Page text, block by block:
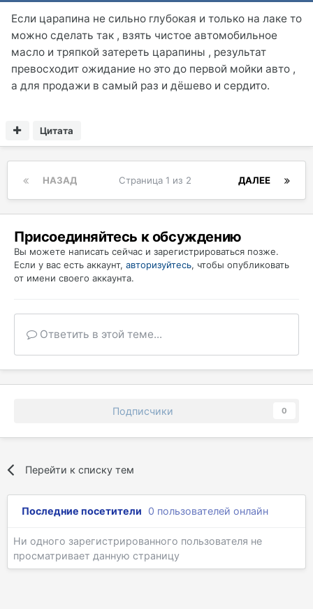
Если царапина не сильно глубокая и только на лаке то
можно сделать так , взять чистое автомобильное
масло и тряпкой затереть царапины , результат
превосходит ожидание но это до первой мойки авто ,
а для продажи в самый раз и дёшево и сердито.
Цитата
НАЗАД ДАЛЕЕ
Страница 1 из 2
Присоединяйтесь к обсуждению
Вы можете написать сейчас и зарегистрироваться позже.
Если у вас есть аккаунт, авторизуйтесь, чтобы опубликовать
от имени своего аккаунта.
Ответить в этой теме...
Подписчики 0
Перейти к списку тем
Последние посетители 0 пользователей онлайн
Ни одного зарегистрированного пользователя не
просматривает данную страницу